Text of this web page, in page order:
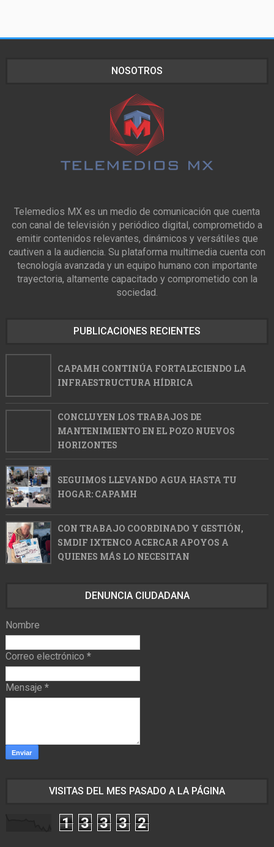
NOSOTROS
Telemedios MX es un medio de comunicación que cuenta
con canal de televisión y periódico digital, comprometido a
emitir contenidos relevantes, dinámicos y versátiles que
cautiven a la audiencia. Su plataforma multimedia cuenta con
tecnología avanzada y un equipo humano con importante
trayectoria, altamente capacitado y comprometido con la
sociedad.
PUBLICACIONES RECIENTES
CAPAMH CONTINÚA FORTALECIENDO LA
INFRAESTRUCTURA HÍDRICA
CONCLUYEN LOS TRABAJOS DE
MANTENIMIENTO EN EL POZO NUEVOS
HORIZONTES
SEGUIMOS LLEVANDO AGUA HASTA TU
HOGAR: CAPAMH
CON TRABAJO COORDINADO Y GESTIÓN,
SMDIF IXTENCO ACERCAR APOYOS A
QUIENES MÁS LO NECESITAN
DENUNCIA CIUDADANA
Nombre
Correo electrónico *
Mensaje *
VISITAS DEL MES PASADO A LA PÁGINA
1 3 3 3 2